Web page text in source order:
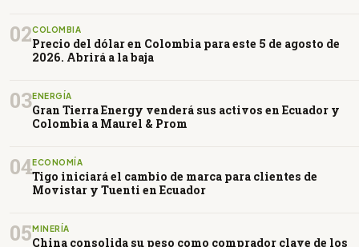
02COLOMBIA
Precio del dólar en Colombia para este 5 de agosto de
2026. Abrirá a la baja
03ENERGÍA
Gran Tierra Energy venderá sus activos en Ecuador y
Colombia a Maurel & Prom
04ECONOMÍA
Tigo iniciará el cambio de marca para clientes de
Movistar y Tuenti en Ecuador
05 MINERÍA
China consolida su peso como comprador clave de los